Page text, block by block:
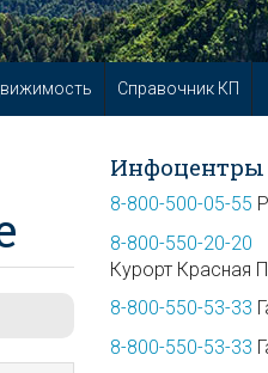
Справочник КП
Инфоцентры
8-800-500-05-55
8-800-550-20-20
Курорт Красная
8-800-550-53-33
8-800-550-53-33